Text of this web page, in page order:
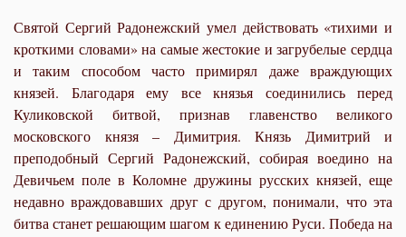
Святой Сергий Радонежский умел действовать «тихими и
кроткими словами» на самые жестокие и загрубелые сердца
и таким способом часто примирял даже враждующих
князей. Благодаря ему все князья соединились перед
Куликовской битвой, признав главенство великого
московского князя – Димитрия. Князь Димитрий и
преподобный Сергий Радонежский, собирая воедино на
Девичьем поле в Коломне дружины русских князей, еще
недавно враждовавших друг с другом, понимали, что эта
битва станет решающим шагом к единению Руси. Победа на